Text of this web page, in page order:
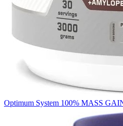
Optimum System 100% MASS